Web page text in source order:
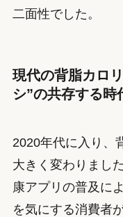
二面性でした。
現代の背脂カロ
シ”の共存する時
2020年代に入り、
大きく変わりました
康アプリの普及に
を気にする消費者